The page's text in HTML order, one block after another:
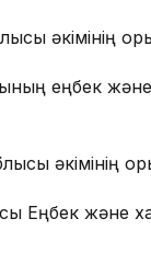
әкімінің
еңбек және
әкімінің
Еңбек және